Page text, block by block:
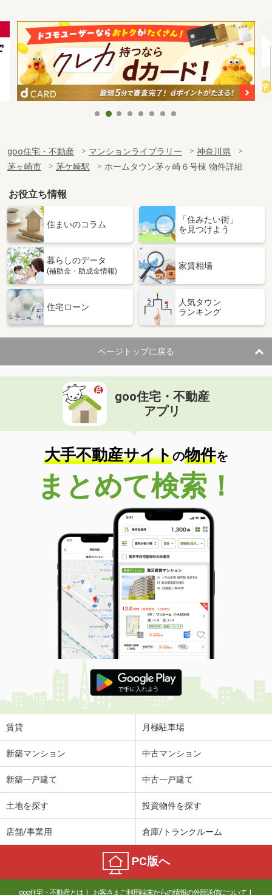
goo住宅・不動産 マンションライブラリー
神奈川県
茅ヶ崎市
茅ケ崎駅 ホームタウン茅ヶ崎６号棟 物件詳細
お役立ち情報
住まいのコラム
「住みたい街」
を見つけよう
暮らしのデータ
(補助金・助成金情報)
家賃相場
住宅ローン
人気タウン
ランキング
ページトップに戻る
goo住宅・不動産
アプリ
大手不動産サイトの物件を
まとめて検索！
賃貸 月極駐車場
新築マンション 中古マンション
新築一戸建て 中古一戸建て
土地を探す 投資物件を探す
店舗/事業用 倉庫/トランクルーム
PC版へ
goo住宅・不動産とは お客さまご利用端末からの情報の外部送信について